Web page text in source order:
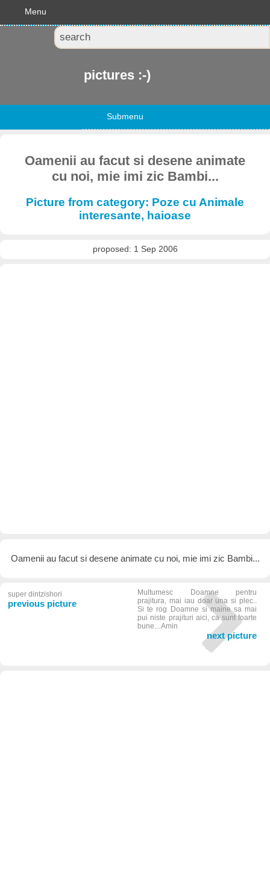
Menu
pictures :-)
Submenu
Oamenii au facut si desene animate
cu noi, mie imi zic Bambi...
Picture from category: Poze cu Animale
interesante, haioase
proposed: 1 Sep 2006
Oamenii au facut si desene animate cu noi, mie imi zic Bambi...
super dintzishori
previous picture
Multumesc Doamne pentru
prajitura, mai iau doar una si plec..
Si te rog Doamne si maine sa mai
pui niste prajituri aici, ca sunt foarte
bune... Amin
next picture